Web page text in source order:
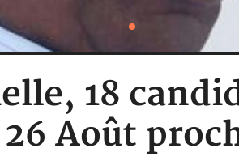
18
Août